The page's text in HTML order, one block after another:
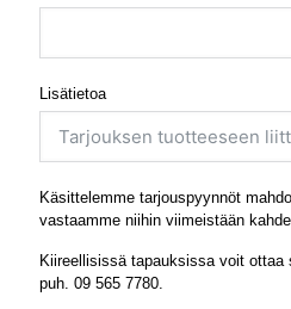
Lisätietoa
Käsittelemme tarjouspyynnöt
vastaamme niihin viimeistään
Kiireellisissä tapauksissa voit
puh. 09 565 7780